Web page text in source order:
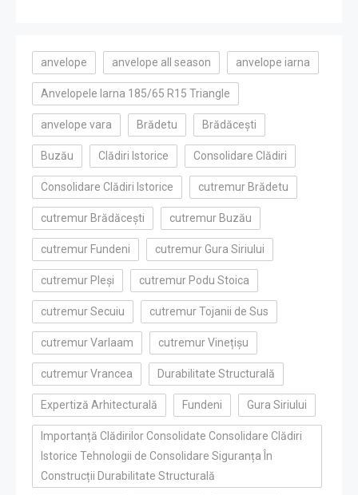
anvelope anvelope all season anvelope iarna
Anvelopele Iarna 185/65 R15 Triangle
anvelope vara Brădetu Brădăcești
Buzău Clădiri Istorice Consolidare Clădiri
Consolidare Clădiri Istorice cutremur Brădetu
cutremur Brădăcești cutremur Buzău
cutremur Fundeni cutremur Gura Siriului
cutremur Pleși cutremur Podu Stoica
cutremur Secuiu cutremur Tojanii de Sus
cutremur Varlaam cutremur Vinețișu
cutremur Vrancea Durabilitate Structurală
Expertiză Arhitecturală Fundeni Gura Siriului
Importanță Clădirilor Consolidate Consolidare Clădiri
Istorice Tehnologii de Consolidare Siguranța În
Construcții Durabilitate Structurală